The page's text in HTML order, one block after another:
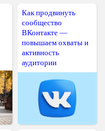
Как продвинуть
сообщество
ВКонтакте —
повышаем охваты и
активность
аудитории